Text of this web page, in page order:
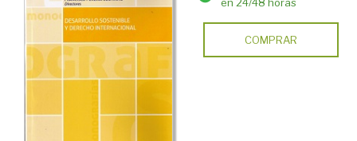
en 24/48 horas
COMPRAR